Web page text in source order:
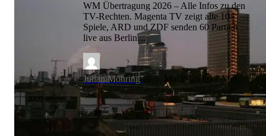
WM Übertragung 2026 – Alle Infos zu den
TV-Rechten. Magenta TV zeigt alle 104
Spiele, ARD und ZDF senden 60 Partien
live aus Berlin…
Julian Möhring 📅 5. Mai 2026 ⏱ 7 Min.